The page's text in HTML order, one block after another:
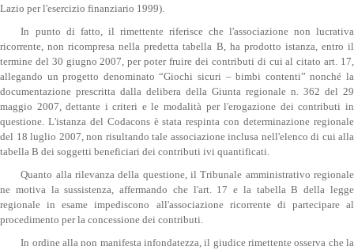
Lazio per l'esercizio finanziario 1999).
In punto di fatto, il rimettente riferisce che l'associazione non lucrativa
ricorrente, non ricompresa nella predetta tabella B, ha prodotto istanza, entro il
termine del 30 giugno 2007, per poter fruire dei contributi di cui al citato art. 17,
allegando un progetto denominato “Giochi sicuri – bimbi contenti” nonché la
documentazione prescritta dalla delibera della Giunta regionale n. 362 del 29
maggio 2007, dettante i criteri e le modalità per l'erogazione dei contributi in
questione. L'istanza del Codacons è stata respinta con determinazione regionale
del 18 luglio 2007, non risultando tale associazione inclusa nell'elenco di cui alla
tabella B dei soggetti beneficiari dei contributi ivi quantificati.
Quanto alla rilevanza della questione, il Tribunale amministrativo regionale
ne motiva la sussistenza, affermando che l'art. 17 e la tabella B della legge
regionale in esame impediscono all'associazione ricorrente di partecipare al
procedimento per la concessione dei contributi.
In ordine alla non manifesta infondatezza, il giudice rimettente osserva che la